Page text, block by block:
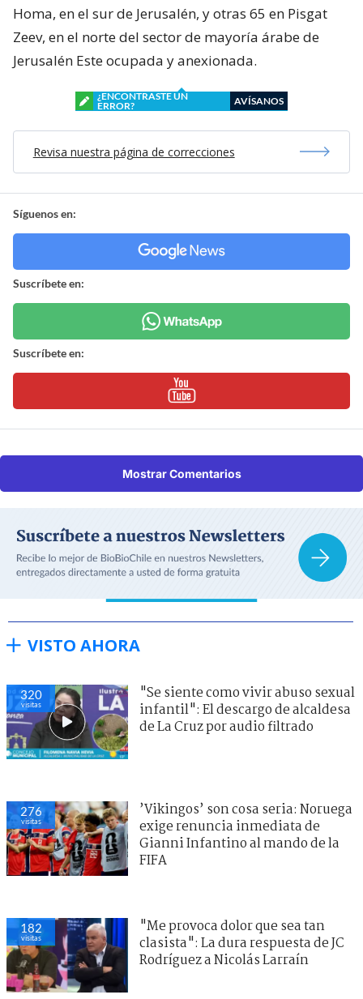
Homa, en el sur de Jerusalén, y otras 65 en Pisgat
Zeev, en el norte del sector de mayoría árabe de
Jerusalén Este ocupada y anexionada.
¿ENCONTRASTE UN
ERROR?
AVÍSANOS
Revisa nuestra página de correcciones
Síguenos en:
Suscríbete en:
Suscríbete en:
Mostrar Comentarios
VISTO AHORA
320
visitas
"Se siente como vivir abuso sexual
infantil": El descargo de alcaldesa
de La Cruz por audio filtrado
276
visitas
’Vikingos’ son cosa seria: Noruega
exige renuncia inmediata de
Gianni Infantino al mando de la
FIFA
182
visitas
"Me provoca dolor que sea tan
clasista": La dura respuesta de JC
Rodríguez a Nicolás Larraín